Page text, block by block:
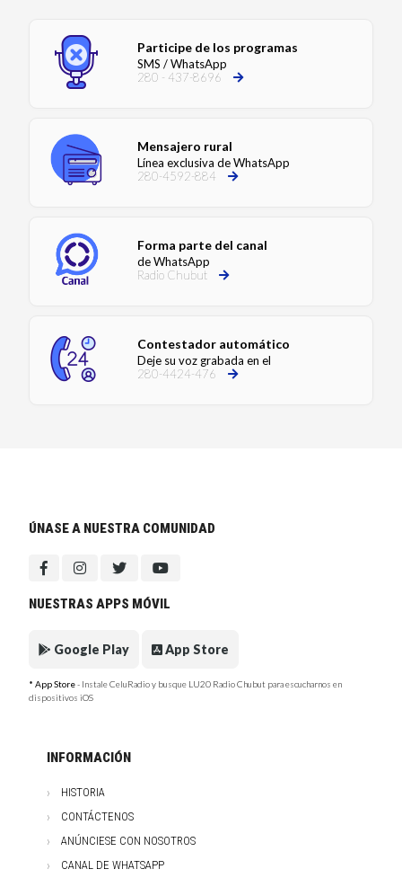
Participe de los programas
SMS / WhatsApp
280 - 437-8696
Mensajero rural
Línea exclusiva de WhatsApp
280-4592-884
Forma parte del canal
de WhatsApp
Radio Chubut
Contestador automático
Deje su voz grabada en el
280-4424-476
ÚNASE A NUESTRA COMUNIDAD
NUESTRAS APPS MÓVIL
Google Play App Store
* App Store- Instale CeluRadio y busque LU20 Radio Chubut para escucharnos en
dispositivos iOS
INFORMACIÓN
HISTORIA
CONTÁCTENOS
ANÚNCIESE CON NOSOTROS
CANAL DE WHATSAPP